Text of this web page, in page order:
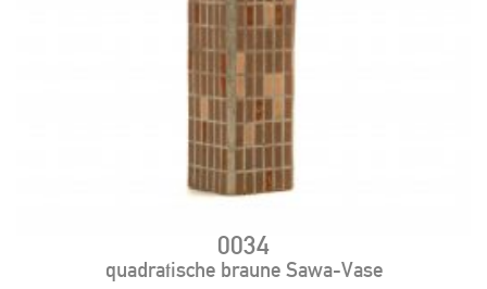
0034
quadratische braune Sawa-Vase